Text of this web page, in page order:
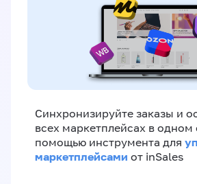
Синхронизируйте заказы и
всех маркетплейсах в одном
помощью инструмента для
маркетплейсами от inSales